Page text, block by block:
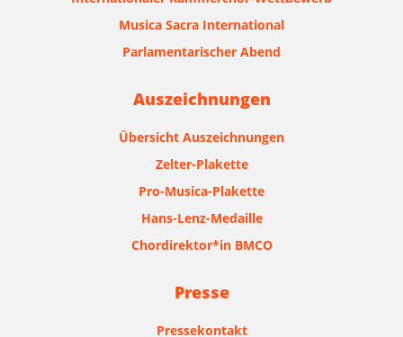
Musica Sacra International
Parlamentarischer Abend
Auszeichnungen
Übersicht Auszeichnungen
Zelter-Plakette
Pro-Musica-Plakette
Hans-Lenz-Medaille
Chordirektor*in BMCO
Presse
Pressekontakt